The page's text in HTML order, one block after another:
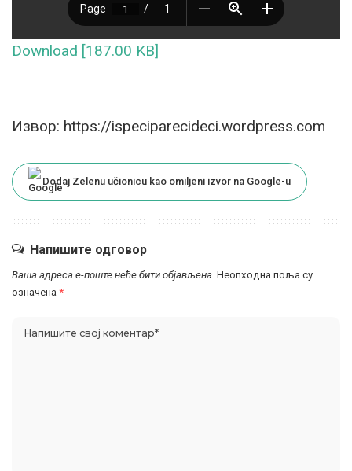
Download [187.00 KB]
Извор: https://ispeciparecideci.wordpress.com
Dodaj Zelenu učionicu kao omiljeni izvor na Google-u
Напишите одговор
Ваша адреса е-поште неће бити објављена. Неопходна поља су
означена *